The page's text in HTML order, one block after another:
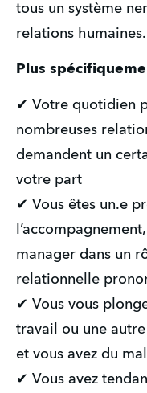
tous un système
relations humaines.
Plus
✔ Votre quotidien
nombreuses
demandent un
votre part
✔ Vous êtes un.e
manager dans un
relationnelle
✔ Vous vous
travail ou une
et vous avez du
✔ Vous avez